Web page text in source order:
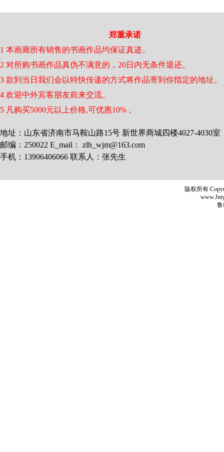
郑重承诺
1 本画廊所有销售的书画作品均保证真迹。
2 对所购书画作品真伪不满意的，20日内无条件退还。
3 款到当日我们会以特快传递的方式将作品寄到你指定的地址。
4 欢迎中外宾客朋友前来交流。
5 凡购买5000元以上价格,可优惠10% 。
地址：山东省济南市马鞍山路15号 新世界商城四楼4027-4030室
邮编：250022 E_mail： zlh_wjm@163.com
手机：13906406066 联系人：张先生
版权所有
鲁